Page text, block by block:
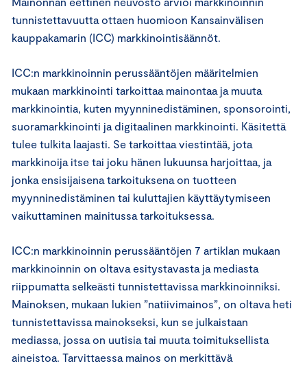
tunnistettavuutta ottaen huomioon Kansainvälisen
kauppakamarin (ICC) markkinointisäännöt.
ICC:n markkinoinnin perussääntöjen määritelmien
mukaan markkinointi tarkoittaa mainontaa ja muuta
markkinointia, kuten myynninedistäminen, sponsorointi,
suoramarkkinointi ja digitaalinen markkinointi. Käsitettä
tulee tulkita laajasti. Se tarkoittaa viestintää, jota
markkinoija itse tai joku hänen lukuunsa harjoittaa, ja
jonka ensisijaisena tarkoituksena on tuotteen
myynninedistäminen tai kuluttajien käyttäytymiseen
vaikuttaminen mainitussa tarkoituksessa.
ICC:n markkinoinnin perussääntöjen 7 artiklan mukaan
markkinoinnin on oltava esitystavasta ja mediasta
riippumatta selkeästi tunnistettavissa markkinoinniksi.
Mainoksen, mukaan lukien ”natiivimainos”, on oltava heti
tunnistettavissa mainokseksi, kun se julkaistaan
mediassa, jossa on uutisia tai muuta toimituksellista
aineistoa. Tarvittaessa mainos on merkittävä